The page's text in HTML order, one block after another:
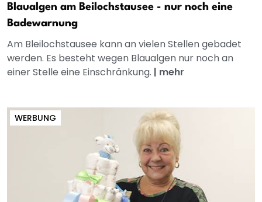
Blaualgen am Beilochstausee - nur noch eine
Badewarnung
Am Bleilochstausee kann an vielen Stellen gebadet
werden. Es besteht wegen Blaualgen nur noch an
einer Stelle eine Einschränkung. | mehr
WERBUNG